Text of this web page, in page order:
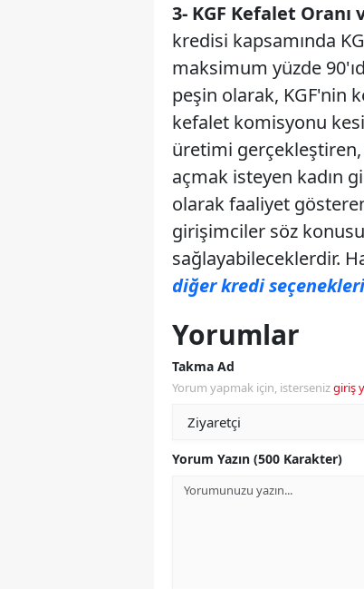
3- KGF Kefalet Oranı
kredisi kapsamında
maksimum yüzde
peşin olarak, KGF'nin
kefalet komisyonu
üretimi
açmak isteyen kadın
olarak faaliyet
girişimciler söz
sağlayabileceklerdir.
diğer kredi
Yorumlar
Takma Ad
Yorum yapmak için, istersenizgiriş
Yorum Yazın (500 Karakter)